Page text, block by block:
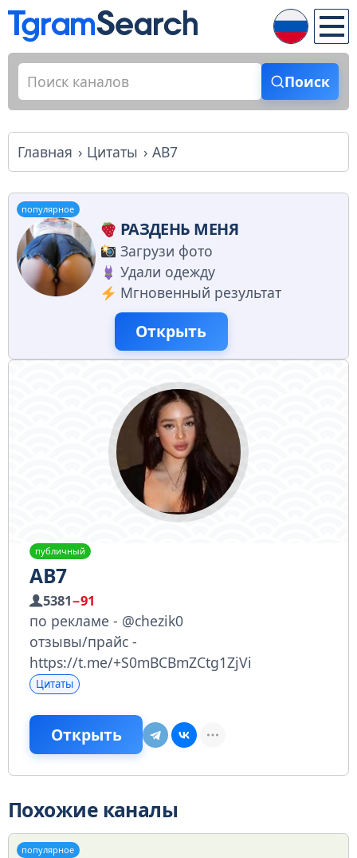
Поиск
Главная Цитаты AB7
популярное
РАЗДЕНЬ МЕНЯ
Загрузи фото
Удали одежду
Мгновенный результат
Открыть
публичный
AB7
5381−91
по рекламе - @chezik0
отзывы/прайс -
https://t.me/+S0mBCBmZCtg1ZjVi
Цитаты
Открыть
Похожие каналы
популярное